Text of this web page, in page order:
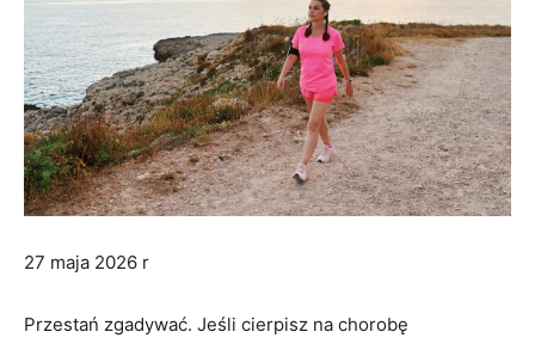
27 maja 2026 r
Przestań zgadywać. Jeśli cierpisz na chorobę